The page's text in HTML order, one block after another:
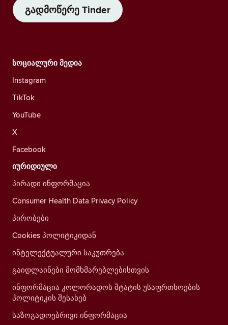
გადმოწერე Tinder
სოციალური მედია
Instagram
TikTok
YouTube
X
Facebook
იურიდიული
პირადი ინფორმაცია
Consumer Health Data Privacy Policy
პირობები
Cookies პოლიტიკიდან
ინტელექტუალური საკუთრება
გაიდლაინები მომხმარებლებისთვის
ინფორმაცია კოლორადოს შტატის უსაფრთხოების
პოლიტიკის შესახებ
საზოგადოებრივი ინფორმაცია